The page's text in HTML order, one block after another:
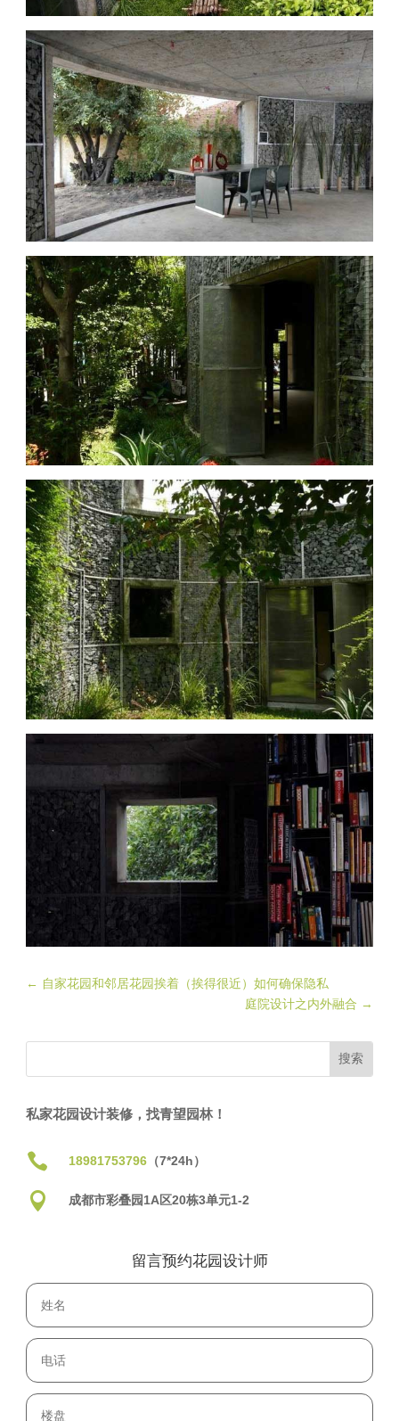
← 自家花园和邻居花园挨着（挨得很近）如何确保隐私
庭院设计之内外融合 →
私家花园设计装修，找青望园林！
 18981753796（7*24h）
 成都市彩叠园1A区20栋3单元1-2
留言预约花园设计师